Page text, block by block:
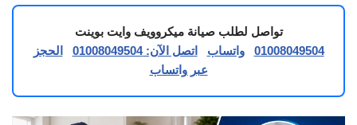
تواصل لطلب صيانة ميكروويف وايت بوينت
01008049504
واتساب اتصل الآن: 01008049504
الحجز
عبر واتساب